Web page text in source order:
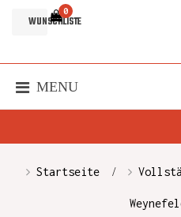
WUNSCHLISTE
0
MENU
Startseite